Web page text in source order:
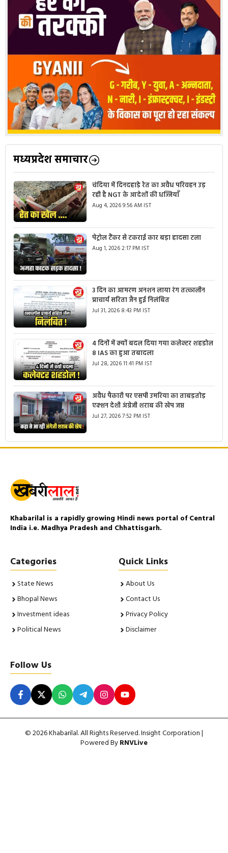
मध्यप्रदेश समाचार
चंदिया में दिनदहाड़े रेत का अवैध परिवहन उड़
रही है NGT के आदेशों की धज्जियाँ
Aug 4, 2026 9:56 AM IST
पेट्रोल टैंकर से टकराई कार बड़ा हादसा टला
Aug 1, 2026 2:17 PM IST
3 दिन का आमरण अनशन लाया रंग तत्कालीन
प्राचार्य सरिता जैन हुई निलंबित
Jul 31, 2026 8:43 PM IST
4 दिनों में क्यों बदल दिया गया कलेक्टर शहडोल
8 IAS का हुआ तबादला
Jul 28, 2026 11:41 PM IST
अवैध पैकारी पर एसपी उमरिया का ताबड़तोड़
एक्शन देशी अंग्रेजी शराब की खेप जप्त
Jul 27, 2026 7:52 PM IST
Khabarilal is a rapidly growing Hindi news portal of Central
India i.e. Madhya Pradesh and Chhattisgarh.
Categories
State News
Bhopal News
Investment ideas
Political News
Quick Links
About Us
Contact Us
Privacy Policy
Disclaimer
Follow Us
© 2026 Khabarilal. All Rights Reserved. Insight Corporation |
Powered ByRNVLive